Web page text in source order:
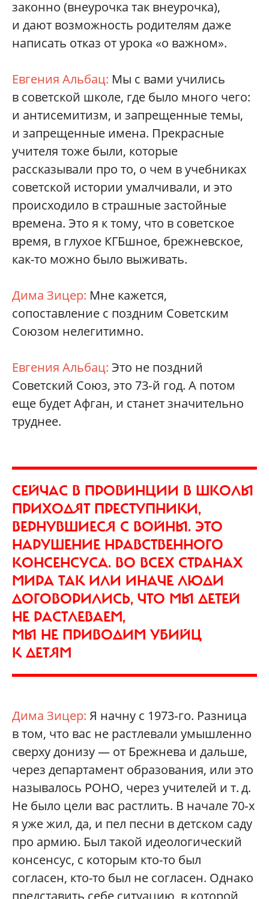
законно (внеурочка так внеурочка),
и дают возможность родителям даже
написать отказ от урока «о важном».
Евгения Альбац: Мы с вами учились
в советской школе, где было много чего:
и антисемитизм, и запрещенные темы,
и запрещенные имена. Прекрасные
учителя тоже были, которые
рассказывали про то, о чем в учебниках
советской истории умалчивали, и это
происходило в страшные застойные
времена. Это я к тому, что в советское
время, в глухое КГБшное, брежневское,
как-то можно было выживать.
Дима Зицер: Мне кажется,
сопоставление с поздним Советским
Союзом нелегитимно.
Евгения Альбац: Это не поздний
Советский Союз, это 73‑й год. А потом
еще будет Афган, и станет значительно
труднее.
СЕЙЧАС В ПРОВИНЦИИ В ШКОЛЫ
ПРИХОДЯТ ПРЕСТУПНИКИ,
ВЕРНУВШИЕСЯ С ВОЙНЫ. ЭТО
НАРУШЕНИЕ НРАВСТВЕННОГО
КОНСЕНСУСА. ВО ВСЕХ СТРАНАХ
МИРА ТАК ИЛИ ИНАЧЕ ЛЮДИ
ДОГОВОРИЛИСЬ, ЧТО МЫ ДЕТЕЙ
НЕ РАСТЛЕВАЕМ,
МЫ НЕ ПРИВОДИМ УБИЙЦ
К ДЕТЯМ
Дима Зицер: Я начну с 1973‑го. Разница
в том, что вас не растлевали умышленно
сверху донизу — от Брежнева и дальше,
через департамент образования, или это
называлось РОНО, через учителей и т. д.
Не было цели вас растлить. В начале 70‑х
я уже жил, да, и пел песни в детском саду
про армию. Был такой идеологический
консенсус, с которым кто-то был
согласен, кто-то был не согласен. Однако
представить себе ситуацию, в которой